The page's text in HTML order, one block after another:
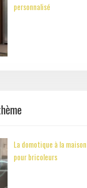
personnalisé
La domotique à la
pour bricoleurs